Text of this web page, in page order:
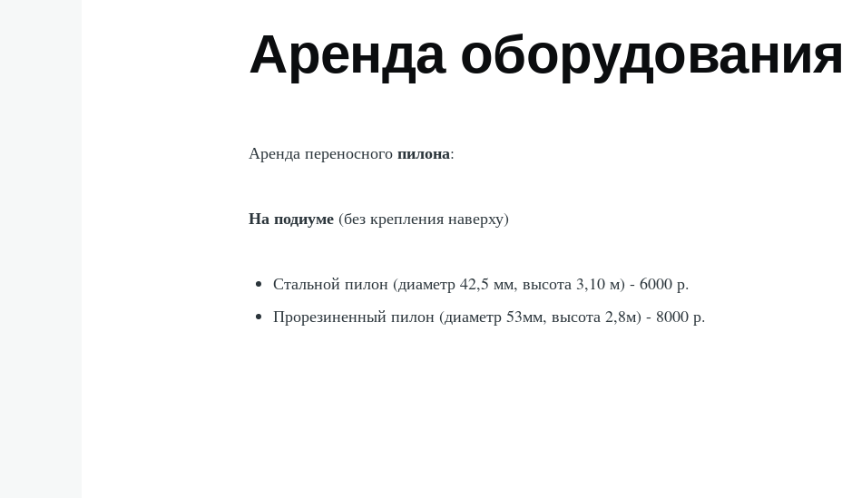
Аренда оборудования
Аренда переносногопилона:
На подиуме (без крепления наверху)
Стальной пилон (диаметр 42,5 мм, высота 3,10 м) - 6000 р.
Прорезиненный пилон (диаметр 53мм, высота 2,8м) - 8000 р.